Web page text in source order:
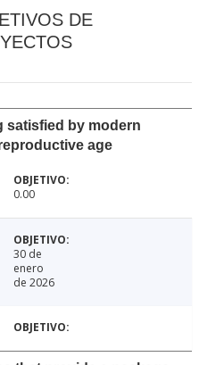
DE
satisfied by modern
age
0.00
30 de
enero
de 2026